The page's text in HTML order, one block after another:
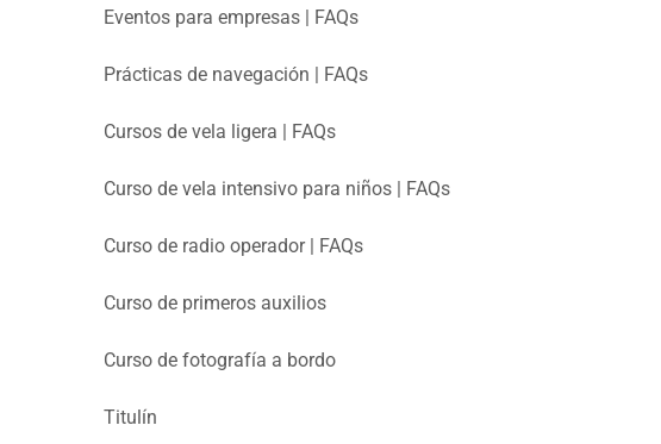
Eventos para empresas | FAQs
Prácticas de navegación | FAQs
Cursos de vela ligera | FAQs
Curso de vela intensivo para niños | FAQs
Curso de radio operador | FAQs
Curso de primeros auxilios
Curso de fotografía a bordo
Titulín